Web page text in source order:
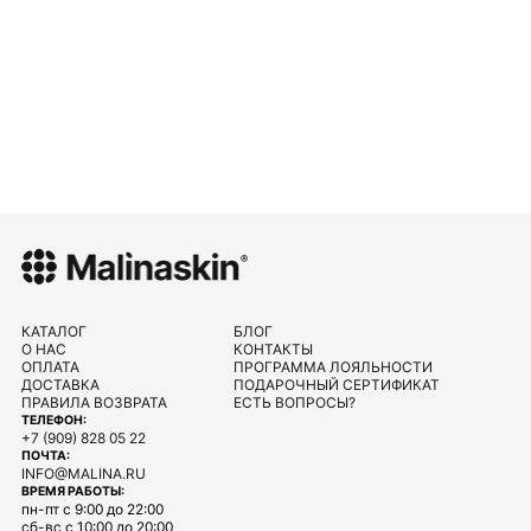
ТЕЛЕФОН:
+7 (909) 828 05 22
ПОЧТА:
INFO@MALINA.RU
ВРЕМЯ РАБОТЫ:
пн-пт с 9:00 до 22:00
сб-вс с 10:00 до 20:00
КАТАЛОГ
О НАС
ОПЛАТА
ДОСТАВКА
ПРАВИЛА ВОЗВРАТА
БЛОГ
КОНТАКТЫ
ПРОГРАММА ЛОЯЛЬНОСТИ
ПОДАРОЧНЫЙ СЕРТИФИКАТ
ЕСТЬ ВОПРОСЫ?